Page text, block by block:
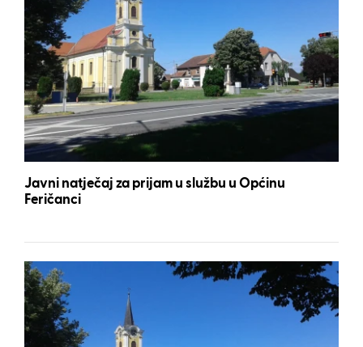
Javni natječaj za prijam u službu u Općinu
Feričanci